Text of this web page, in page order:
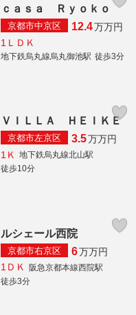
ｃａｓａ Ｒｙｏｋｏ
京都市中京区 12.4万万円
1ＬＤＫ
地下鉄烏丸線烏丸御池駅 徒歩3分
ＶＩＬＬＡ ＨＥＩＫＥ
京都市左京区 3.5万万円
1Ｋ
地下鉄烏丸線北山駅
徒歩10分
ルシェール西院
京都市右京区 6万万円
1ＤＫ 阪急京都本線西院駅
徒歩3分